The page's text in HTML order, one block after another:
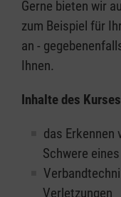
Gerne bieten wir
zum Beispiel für
an -
Ihnen.
Inhalte des
das
Schwere
Verletzungen